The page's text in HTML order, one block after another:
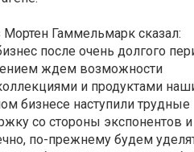
Гаммельмарк сказал:
после очень долгого
ждем возможности
и продуктами
бизнесе наступили трудные
со стороны экспонентов и
по-прежнему будем